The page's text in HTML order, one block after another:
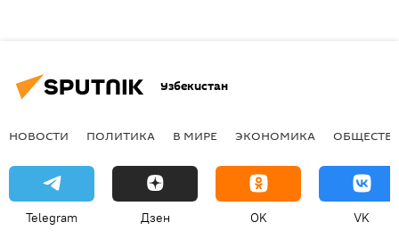
Узбекистан
НОВОСТИ ПОЛИТИКА В МИРЕ ЭКОНОМИКА
Telegram Дзен OK VK